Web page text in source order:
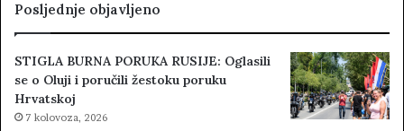
Posljednje objavljeno
STIGLA BURNA PORUKA RUSIJE: Oglasili
se o Oluji i poručili žestoku poruku
Hrvatskoj
7 kolovoza, 2026